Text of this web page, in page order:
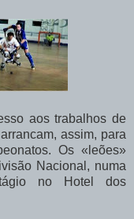
aos trabalhos de
assim, para
Os «leões»
Nacional, numa
no Hotel dos